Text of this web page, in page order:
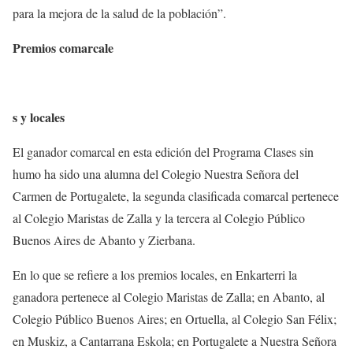
para la mejora de la salud de la población”.
Premios comarcale
s y locales
El ganador comarcal en esta edición del Programa Clases sin
humo ha sido una alumna del Colegio Nuestra Señora del
Carmen de Portugalete, la segunda clasificada comarcal pertenece
al Colegio Maristas de Zalla y la tercera al Colegio Público
Buenos Aires de Abanto y Zierbana.
En lo que se refiere a los premios locales, en Enkarterri la
ganadora pertenece al Colegio Maristas de Zalla; en Abanto, al
Colegio Público Buenos Aires; en Ortuella, al Colegio San Félix;
en Muskiz, a Cantarrana Eskola; en Portugalete a Nuestra Señora